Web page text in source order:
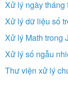
Xử lý ngày tháng
Xử lý dữ liệu số
Xử lý Math trong
Xử lý số ngẫu
Thư viện xử lý